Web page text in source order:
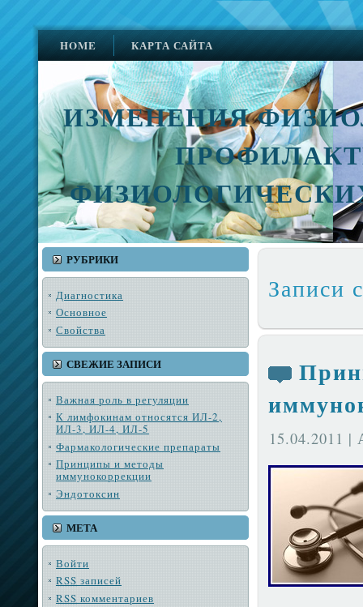
HOME КАРТА САЙТА
ИЗМЕНЕНИЯ
РУБРИКИ
Диагностика
Основное
Свойства
СВЕЖИЕ ЗАПИСИ
Важная роль в регуляции
К лимфокинам относятся ИЛ-2,
ИЛ-3, ИЛ-4, ИЛ-5
Фармакологические препараты
Принципы и методы
иммунокоррекции
Эндотоксин
МЕТА
Войти
RSS записей
RSS комментариев
Записи
15.04.2011